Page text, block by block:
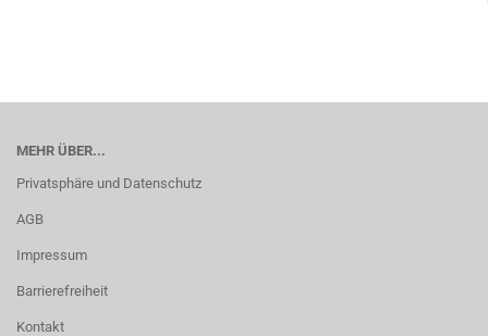
MEHR ÜBER...
Privatsphäre und Datenschutz
AGB
Impressum
Barrierefreiheit
Kontakt